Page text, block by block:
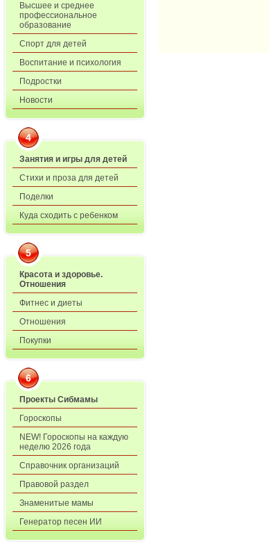
Высшее и среднее
профессиональное
образование
Спорт для детей
Воспитание и психология
Подростки
Новости
4
Занятия и игры для детей
Стихи и проза для детей
Поделки
Куда сходить с ребенком
5
Красота и здоровье.
Отношения
Фитнес и диеты
Отношения
Покупки
6
Проекты Сибмамы
Гороскопы
NEW! Гороскопы на каждую
неделю 2026 года
Справочник организаций
Правовой раздел
Знаменитые мамы
Генератор песен ИИ